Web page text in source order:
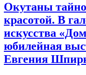
Окутаны
красотой. В
искусства
юбилейная
Евгения